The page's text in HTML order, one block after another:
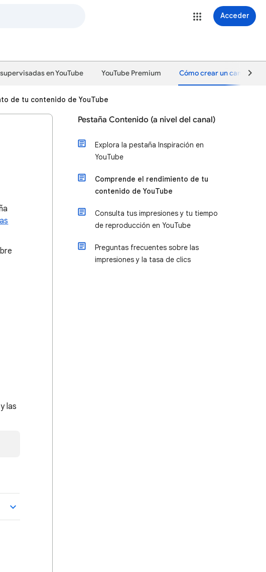
Acceder
en YouTube YouTube Premium Cómo crear un canal y
de tu contenido de YouTube
las
Pestaña Contenido (a nivel del canal)
Explora la pestaña Inspiración en
YouTube
Comprende el rendimiento de tu
contenido de YouTube
Consulta tus impresiones y tu tiempo
de reproducción en YouTube
Preguntas frecuentes sobre las
impresiones y la tasa de clics